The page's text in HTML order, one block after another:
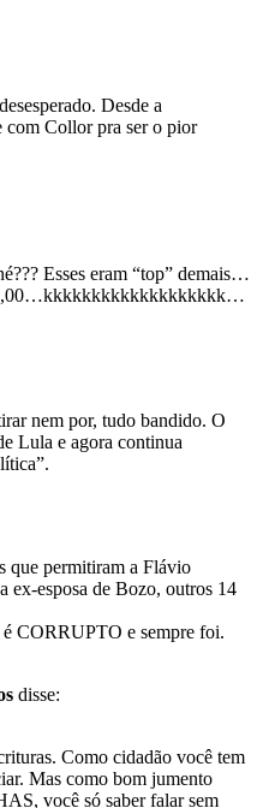
Desde a
com Collor pra ser o pior
Esses eram “top” demais…
1,00…kkkkkkkkkkkkkkkkkkk…
nem por, tudo bandido. O
Lula e agora continua
que permitiram a Flávio
ex-esposa de Bozo, outros 14
é CORRUPTO e sempre foi.
disse:
Como cidadão você tem
Mas como bom jumento
você só saber falar sem